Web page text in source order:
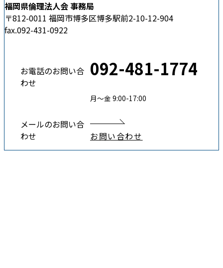
福岡県倫理法人会 事務局
〒812-0011 福岡市博多区博多駅前2-10-12-904
fax.092-431-0922
お電話のお問い合
わせ
092-481-1774
月〜金 9:00-17:00
メールのお問い合
わせ
お問い合わせ